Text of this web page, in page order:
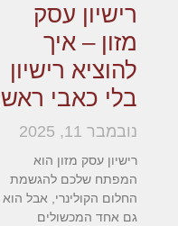
רישיון עסק
מזון – איך
להוציא רישיון
בלי כאבי ראש
נובמבר 11, 2025
רישיון עסק מזון הוא
המפתח שלכם להגשמת
החלום הקולינרי, אבל הוא
גם אחד המכשולים